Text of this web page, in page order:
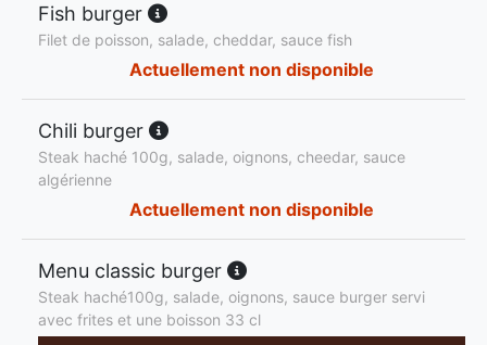
Fish burger
Filet de poisson, salade, cheddar, sauce fish
Actuellement non disponible
Chili burger
Steak haché 100g, salade, oignons, cheedar, sauce
algérienne
Actuellement non disponible
Menu classic burger
Steak haché100g, salade, oignons, sauce burger servi
avec frites et une boisson 33 cl